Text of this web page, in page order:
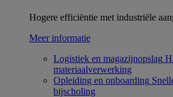
Hogere efficiëntie met industriële
Meer informatie
Logistiek en magazijnopslag
materiaalverwerking
Opleiding en onboarding
bijscholing